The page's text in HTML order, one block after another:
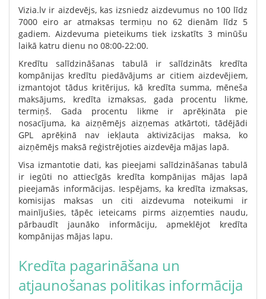
Vizia.lv ir aizdevējs, kas izsniedz aizdevumus no 100 līdz
7000 eiro ar atmaksas termiņu no 62 dienām līdz 5
gadiem. Aizdevuma pieteikums tiek izskatīts 3 minūšu
laikā katru dienu no 08:00-22:00.
Kredītu salīdzināšanas tabulā ir salīdzināts kredīta
kompānijas kredītu piedāvājums ar citiem aizdevējiem,
izmantojot tādus kritērijus, kā kredīta summa, mēneša
maksājums, kredīta izmaksas, gada procentu likme,
termiņš. Gada procentu likme ir aprēķināta pie
nosacījuma, ka aizņēmējs aizņemas atkārtoti, tādējādi
GPL aprēķinā nav iekļauta aktivizācijas maksa, ko
aizņēmējs maksā reģistrējoties aizdevēja mājas lapā.
Visa izmantotie dati, kas pieejami salīdzināšanas tabulā
ir iegūti no attiecīgās kredīta kompānijas mājas lapā
pieejamās informācijas. Iespējams, ka kredīta izmaksas,
komisijas maksas un citi aizdevuma noteikumi ir
mainījušies, tāpēc ieteicams pirms aizņemties naudu,
pārbaudīt jaunāko informāciju, apmeklējot kredīta
kompānijas mājas lapu.
Kredīta pagarināšana un
atjaunošanas politikas informācija